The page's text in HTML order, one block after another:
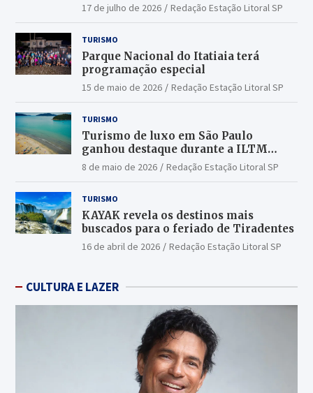
17 de julho de 2026 Redação Estação Litoral SP
TURISMO
Parque Nacional do Itatiaia terá
programação especial
15 de maio de 2026 Redação Estação Litoral SP
TURISMO
Turismo de luxo em São Paulo
ganhou destaque durante a ILTM
Latin America 2026
8 de maio de 2026 Redação Estação Litoral SP
TURISMO
KAYAK revela os destinos mais
buscados para o feriado de Tiradentes
16 de abril de 2026 Redação Estação Litoral SP
CULTURA E LAZER